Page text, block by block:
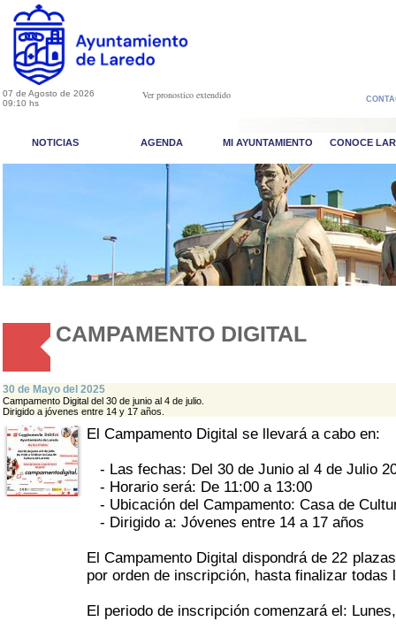
07 de Agosto de 2026
09:10 hs
Ver pronostico extendido
NOTICIAS AGENDA MI AYUNTAMIENTO CONOCE
CAMPAMENTO DIGITAL
30 de Mayo del 2025
Campamento Digital del 30 de junio al 4 de julio.
Dirigido a jóvenes entre 14 y 17 años.
El Campamento Digital se llevará a cabo en:
- Las fechas: Del 30 de Junio al 4 de Julio
- Horario será: De 11:00 a 13:00
- Ubicación del Campamento: Casa de
- Dirigido a: Jóvenes entre 14 a 17 años
El Campamento Digital dispondrá de 22
por orden de inscripción, hasta finalizar todas
El periodo de inscripción comenzará el: